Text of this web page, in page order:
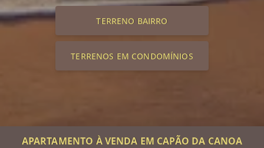
TERRENO BAIRRO
TERRENOS EM CONDOMÍNIOS
APARTAMENTO À VENDA EM CAPÃO DA CANOA